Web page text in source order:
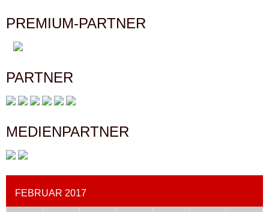
PREMIUM-PARTNER
PARTNER
MEDIENPARTNER
FEBRUAR 2017